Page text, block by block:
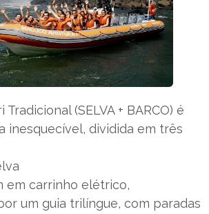
(SELVA + BARCO) é
inesquecível, dividida em três
em carrinho elétrico,
um guia trilíngue, com paradas